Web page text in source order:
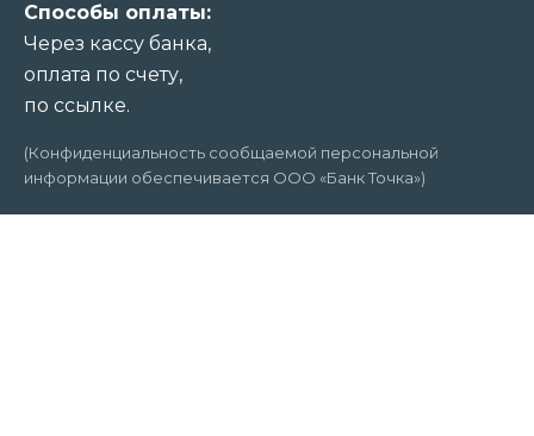
Способы оплаты:
Через кассу банка,
оплата по счету,
по ссылке.
(Конфиденциальность сообщаемой персональной
информации обеспечивается ООО «Банк Точка»)